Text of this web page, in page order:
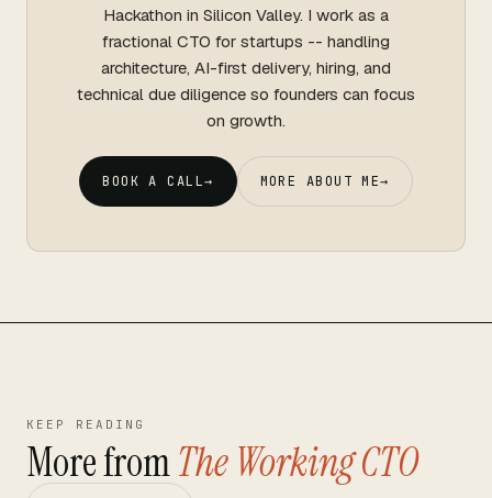
Hackathon in Silicon Valley. I work as a
fractional CTO for startups -- handling
architecture, AI-first delivery, hiring, and
technical due diligence so founders can focus
on growth.
BOOK A CALL→ MORE ABOUT ME→
KEEP READING
More fromThe Working CTO